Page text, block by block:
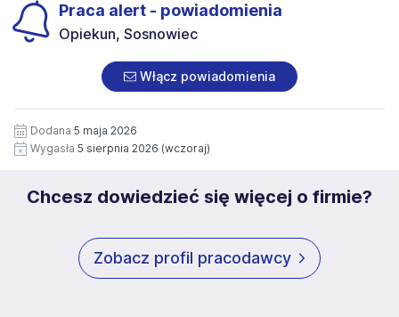
Praca alert - powiadomienia
Opiekun, Sosnowiec
Włącz powiadomienia
Dodana 5 maja 2026
Wygasła 5 sierpnia 2026 (wczoraj)
Chcesz dowiedzieć się więcej o firmie?
Zobacz profil pracodawcy